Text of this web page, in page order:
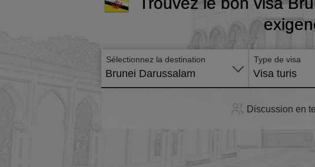
Sélectionnez la destination
Brunei Darussalam
Type de visa
Visa turis
Discussion en